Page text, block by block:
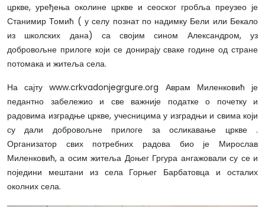
цркве, уређења околине цркве и сеоског гробља преузео је
Станимир Томић ( у селу познат по надимку Бели или Бекало
из школских дана) са својим сином Александром, уз
добровољне прилоге који се донирају сваке године од стране
потомака и житеља села.
На сајту www.crkvadonjegrgure.org Аврам Миленковић је
педантно забележио и све важније податке о почетку и
радовима изградње цркве, учесницима у изградњи и свима који
су дали добровољне прилоге за осликавање цркве .
Организатор свих потребних радова био је Мирослав
Миленковић, а осим житеља Доњег Гргура ангажовали су се и
поједини мештани из села Горњег Барбатовца и осталих
околних села.